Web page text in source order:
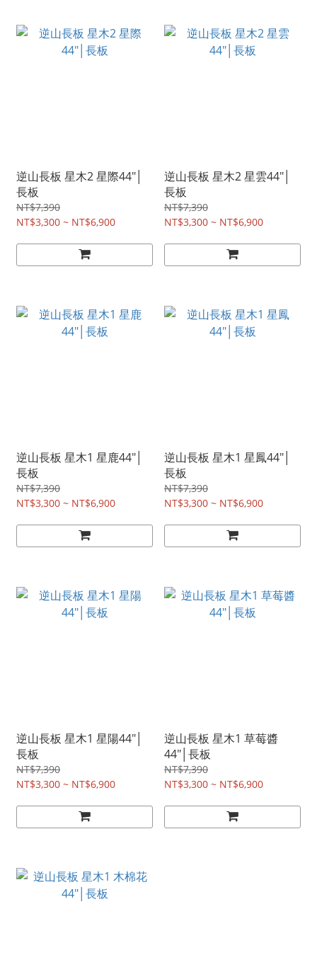
逆山長板 星木2 星際44"│
長板
NT$7,390
NT$3,300 ~ NT$6,900
逆山長板 星木2 星雲44"│
長板
NT$7,390
NT$3,300 ~ NT$6,900
逆山長板 星木1 星鹿44"│
長板
NT$7,390
NT$3,300 ~ NT$6,900
逆山長板 星木1 星鳳44"│
長板
NT$7,390
NT$3,300 ~ NT$6,900
逆山長板 星木1 星陽44"│
長板
NT$7,390
NT$3,300 ~ NT$6,900
逆山長板 星木1 草莓醬
44"│長板
NT$7,390
NT$3,300 ~ NT$6,900